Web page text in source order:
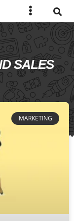
SALES
MARKETING